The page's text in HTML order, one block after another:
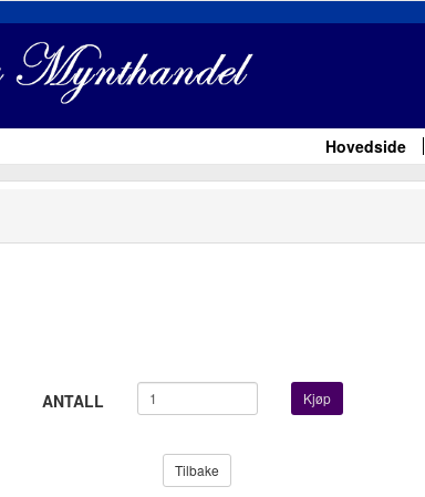
Hovedside
ANTALL
Kjøp
Tilbake